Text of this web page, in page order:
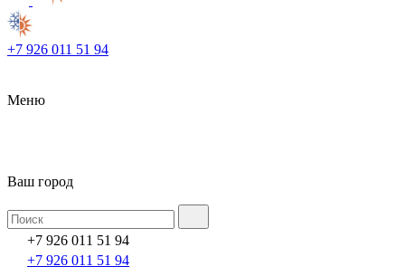
+7 926 011 51 94
Меню
Ваш город
+7 926 011 51 94
+7 926 011 51 94